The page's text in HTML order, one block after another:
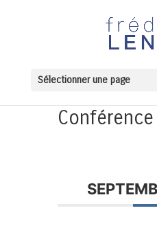
Sélectionner une page
Conférence